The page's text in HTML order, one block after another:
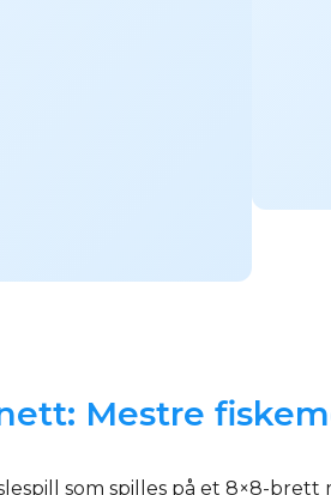
Mestre
som spilles på et 8×8-